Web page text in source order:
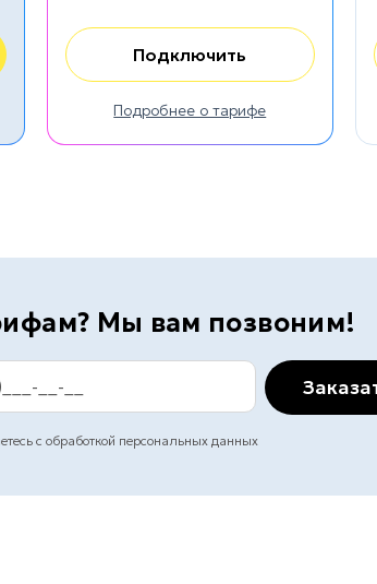
Подключить
Подробнее о тарифе
Мы вам позвоним!
с обработкой персональных данных